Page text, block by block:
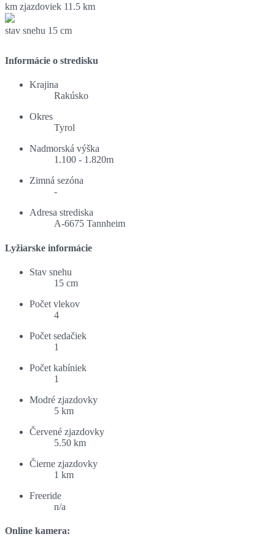
km zjazdoviek 11.5 km
stav snehu 15 cm
Informácie o stredisku
Krajina
Rakúsko
Okres
Tyrol
Nadmorská výška
1.100 - 1.820m
Zimná sezóna
-
Adresa strediska
A-6675 Tannheim
Lyžiarske informácie
Stav snehu
15 cm
Počet vlekov
4
Počet sedačiek
1
Počet kabíniek
1
Modré zjazdovky
5 km
Červené zjazdovky
5.50 km
Čierne zjazdovky
1 km
Freeride
n/a
Online kamera: